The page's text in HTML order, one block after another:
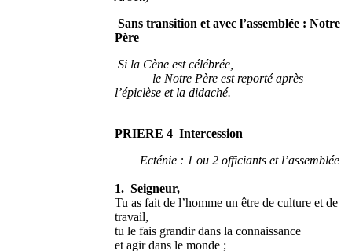
Sans transition et avec l’assemblée : Notre
Père
Si la Cène est célébrée,
le Notre Père est reporté après
l’épiclèse et la didaché.
PRIERE 4 Intercession
Ecténie : 1 ou 2 officiants et l’assemblée
1. Seigneur,
Tu as fait de l’homme un être de culture et de
travail,
tu le fais grandir dans la connaissance
et agir dans le monde ;